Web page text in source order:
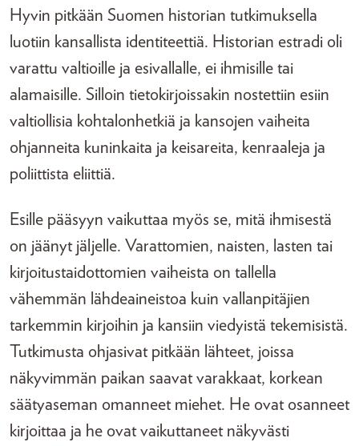
Hyvin pitkään Suomen historian tutkimuksella
luotiin kansallista identiteettiä. Historian estradi oli
varattu valtioille ja esivallalle, ei ihmisille tai
alamaisille. Silloin tietokirjoissakin nostettiin esiin
valtiollisia kohtalonhetkiä ja kansojen vaiheita
ohjanneita kuninkaita ja keisareita, kenraaleja ja
poliittista eliittiä.
Esille pääsyyn vaikuttaa myös se, mitä ihmisestä
on jäänyt jäljelle. Varattomien, naisten, lasten tai
kirjoitustaidottomien vaiheista on tallella
vähemmän lähdeaineistoa kuin vallanpitäjien
tarkemmin kirjoihin ja kansiin viedyistä tekemisistä.
Tutkimusta ohjasivat pitkään lähteet, joissa
näkyvimmän paikan saavat varakkaat, korkean
säätyaseman omanneet miehet. He ovat osanneet
kirjoittaa ja he ovat vaikuttaneet näkyvästi